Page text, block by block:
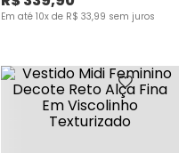
Em até 10x de R$ 33,99 sem juros